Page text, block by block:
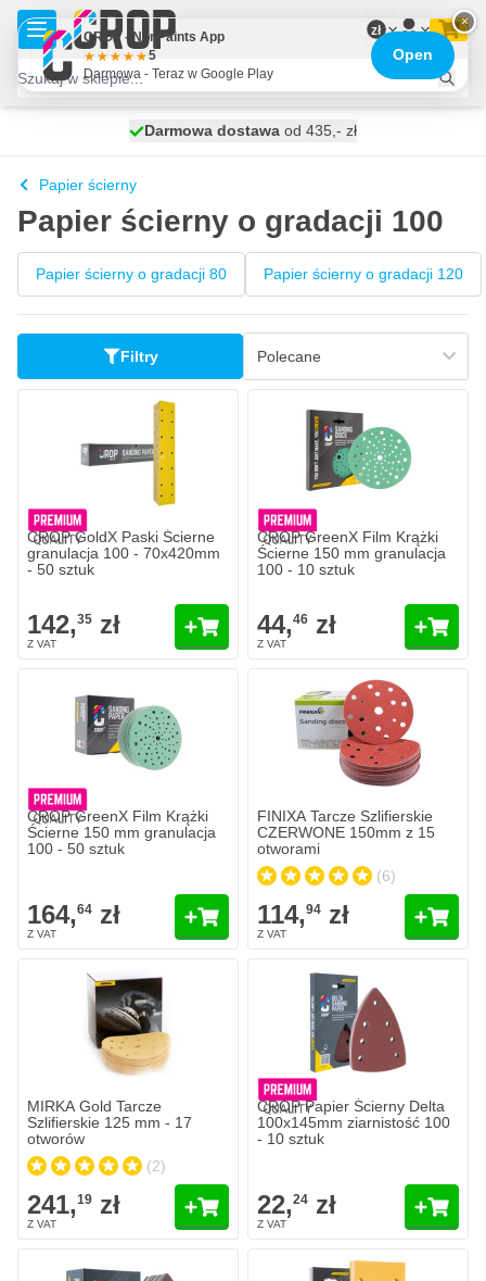
Przejdź do treści
zł
wysyłka dzisiaj
Darmowa dostawa od 435,- zł
100 dni
Papier ścierny
Papier ścierny o gradacji 100
Papier ścierny o gradacji 80 Papier ścierny o gradacji 120
Filtry
CROP GoldX Paski Ścierne
granulacja 100 - 70x420mm
- 50 sztuk
142,35 zł
CROP GreenX Film Krążki
Ścierne 150 mm granulacja
100 - 10 sztuk
44,46 zł
CROP GreenX Film Krążki
Ścierne 150 mm granulacja
100 - 50 sztuk
164,64 zł
FINIXA Tarcze Szlifierskie
W magazynie
114,94zł
Dodaj do
FINIXA Tarcze Szlifierskie
CZERWONE 150mm z 15
otworami
(6)
114,94 zł
W magazynie
Granulacja
zł
Dodaj do koszyka
MIRKA Gold Tarcze
Szlifierskie 125 mm - 17
otworów
(2)
241,19 zł
CROP Papier Ścierny Delta
100x145mm ziarnistość 100
- 10 sztuk
22,24 zł
×
CROP - NonPaints App
5
Darmowa - Teraz w Google Play
Open